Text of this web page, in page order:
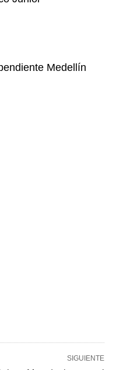
Medellín
SIGUIENTE